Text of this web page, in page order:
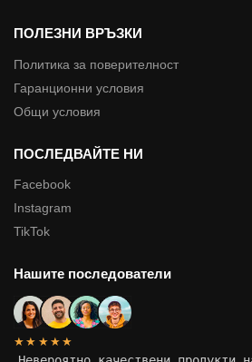
ПОЛЕЗНИ ВРЪЗКИ
Политика за поверителност
Гаранционни условия
Общи условия
ПОСЛЕДВАЙТЕ НИ
Facebook
Instagram
TikTok
Нашите последователи
★★★★★